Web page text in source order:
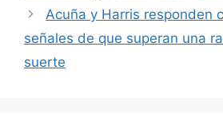
Acuña y Harris responden
señales de que superan una
suerte